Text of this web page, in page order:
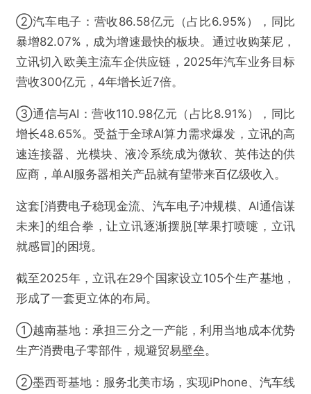
@AI芯天下
AI芯天下丨分析丨[立讯模式]会成为中国制造的
升级样本吗？
不实信息 违法犯罪
提交
②汽车电子：营收86.58亿元（占比6.95%），同比
暴增82.07%，成为增速最快的板块。通过收购莱尼，
立讯切入欧美主流车企供应链，2025年汽车业务目标
营收300亿元，4年增长近7倍。
③通信与AI：营收110.98亿元（占比8.91%），同比
增长48.65%。受益于全球AI算力需求爆发，立讯的高
速连接器、光模块、液冷系统成为微软、英伟达的供
应商，单AI服务器相关产品就有望带来百亿级收入。
这套[消费电子稳现金流、汽车电子冲规模、AI通信谋
未来]的组合拳，让立讯逐渐摆脱[苹果打喷嚏，立讯
就感冒]的困境。
截至2025年，立讯在29个国家设立105个生产基地，
形成了一套更立体的布局。
①越南基地：承担三分之一产能，利用当地成本优势
生产消费电子零部件，规避贸易壁垒。
②墨西哥基地：服务北美市场，实现iPhone、汽车线